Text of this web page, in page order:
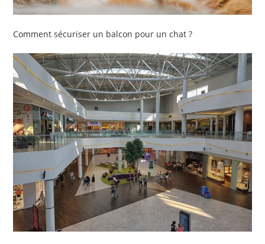
Comment sécuriser un balcon pour un chat ?